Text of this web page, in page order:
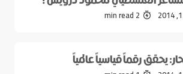
2 min read
يحقق رقماً قياسياً عالمياً